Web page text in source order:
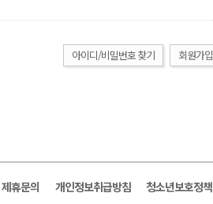
아이디/비밀번호 찾기 회원가입
휴문의 개인정보취급방침 청소년보호정책